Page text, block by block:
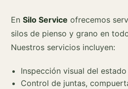
EnSilo Service ofrecemos
silos de pienso y grano en
Nuestros servicios incluyen:
Inspección visual del
Control de juntas,